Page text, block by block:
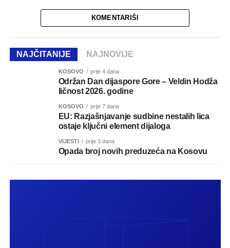
KOMENTARIŠI
NAJČITANIJE NAJNOVIJE
KOSOVO prije 4 dana
Održan Dan dijaspore Gore – Veldin Hodža
ličnost 2026. godine
KOSOVO prije 7 dana
EU: Razjašnjavanje sudbine nestalih lica
ostaje ključni element dijaloga
VIJESTI prije 3 dana
Opada broj novih preduzeća na Kosovu